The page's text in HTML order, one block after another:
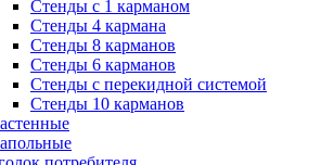
Стенды с 1 карманом
Стенды 4 кармана
Стенды 8 карманов
Стенды 6 карманов
Стенды с перекидной системой
Стенды 10 карманов